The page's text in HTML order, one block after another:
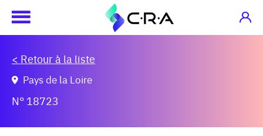
< Retour à la liste
N° 18723
Pays de la Loire